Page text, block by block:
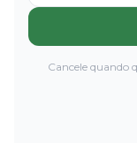
Cancele quando